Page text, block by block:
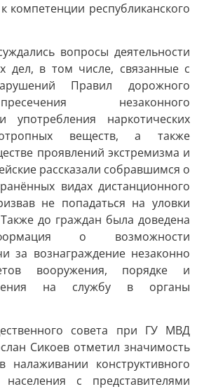
компетенции республиканского
вопросы деятельности
дел, в том числе, связанные с
Правил дорожного
незаконного
употребления наркотических
веществ, а также
проявлений экстремизма и
рассказали собравшимся о
видах дистанционного
не попадаться на уловки
до граждан была доведена
о возможности
за вознаграждение незаконно
вооружения, порядке и
на службу в органы
совета при ГУ МВД
Сикоев отметил значимость
конструктивного
с представителями